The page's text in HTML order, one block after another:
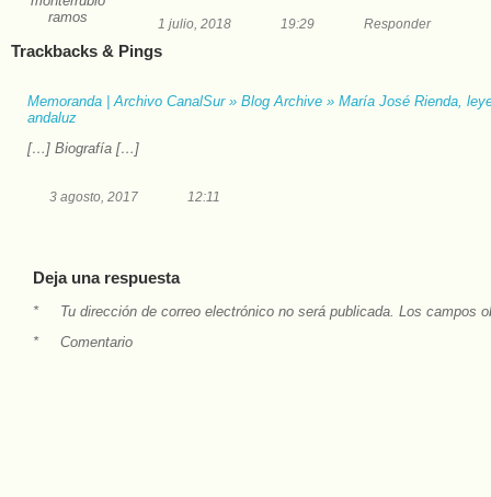
ramos
1 julio, 2018 19:29 Responder
Trackbacks & Pings
Memoranda | Archivo CanalSur » Blog Archive » María José Rienda,
andaluz
[…] Biografía […]
3 agosto, 2017 12:11
Deja una respuesta
Tu dirección de correo electrónico no será publicada. Los campos
*
Comentario
*